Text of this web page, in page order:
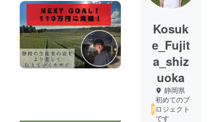
Kosuk
e_Fujit
a_shiz
uoka
静岡県
初めてのプ
ロジェクト
です